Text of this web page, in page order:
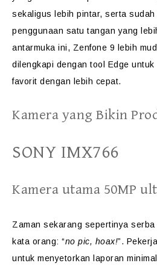
sekaligus lebih pintar, serta
penggunaan satu tangan yang
antarmuka ini, Zenfone 9 lebih
dilengkapi dengan tool Edge untuk
favorit dengan lebih cepat.
Kamera yang Bikin
SONY IMX766
Kamera utama 50MP
Zaman sekarang sepertinya
kata orang: “no pic, hoax!”.
untuk menyetorkan laporan